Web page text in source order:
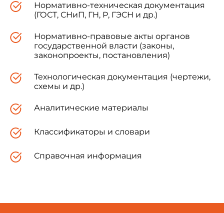
2.4.1. ГИГИЕНА ДЕТЕЙ И ПОДРОСТКОВ
Санитарно-эпидемиологические требования к
и организации режима работы дошкольных
нормативы
Нормативно-техническая документация
(ГОСТ, СНиП, ГН, Р, ГЭСН и др.)
Нормативно-правовые акты органов
государственной власти (законы,
законопроекты, постановления)
Технологическая документация (чертежи,
схемы и др.)
Аналитические материалы
Классификаторы и словари
Справочная информация